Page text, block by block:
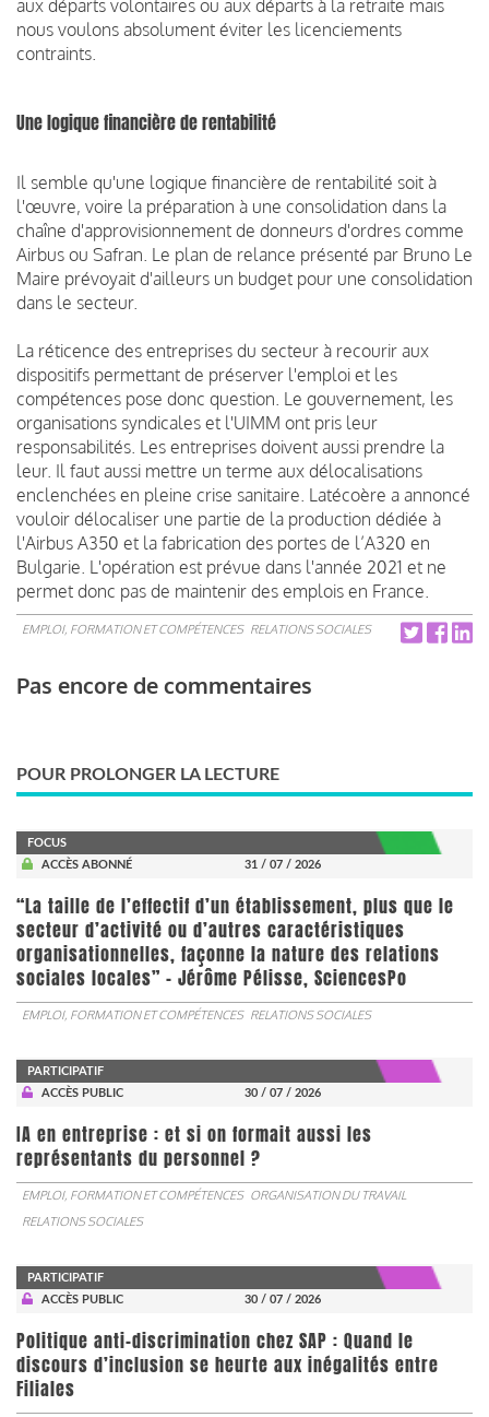
aux départs volontaires ou aux départs à la retraite mais
nous voulons absolument éviter les licenciements
contraints.
Une logique financière de rentabilité
Il semble qu'une logique financière de rentabilité soit à
l'œuvre, voire la préparation à une consolidation dans la
chaîne d'approvisionnement de donneurs d'ordres comme
Airbus ou Safran. Le plan de relance présenté par Bruno Le
Maire prévoyait d'ailleurs un budget pour une consolidation
dans le secteur.
La réticence des entreprises du secteur à recourir aux
dispositifs permettant de préserver l'emploi et les
compétences pose donc question. Le gouvernement, les
organisations syndicales et l'UIMM ont pris leur
responsabilités. Les entreprises doivent aussi prendre la
leur. Il faut aussi mettre un terme aux délocalisations
enclenchées en pleine crise sanitaire. Latécoère a annoncé
vouloir délocaliser une partie de la production dédiée à
l'Airbus A350 et la fabrication des portes de l’A320 en
Bulgarie. L'opération est prévue dans l'année 2021 et ne
permet donc pas de maintenir des emplois en France.
EMPLOI, FORMATION ET COMPÉTENCES RELATIONS SOCIALES
Pas encore de commentaires
POUR PROLONGER LA LECTURE
FOCUS
ACCÈS ABONNÉ
31 / 07 / 2026
“La taille de l’effectif d’un établissement, plus que le
secteur d’activité ou d’autres caractéristiques
organisationnelles, façonne la nature des relations
sociales locales” - Jérôme Pélisse, SciencesPo
EMPLOI, FORMATION ET COMPÉTENCES RELATIONS SOCIALES
PARTICIPATIF
ACCÈS PUBLIC
30 / 07 / 2026
IA en entreprise : et si on formait aussi les
représentants du personnel ?
EMPLOI, FORMATION ET COMPÉTENCES ORGANISATION DU TRAVAIL
RELATIONS SOCIALES
PARTICIPATIF
ACCÈS PUBLIC
30 / 07 / 2026
Politique anti-discrimination chez SAP : Quand le
discours d’inclusion se heurte aux inégalités entre
Filiales